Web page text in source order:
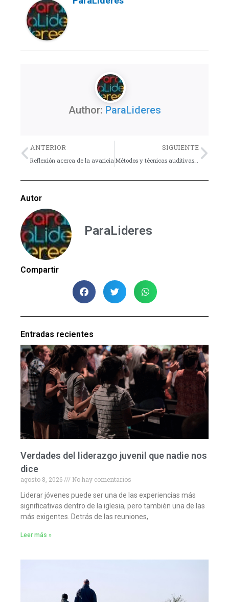
Author: ParaLideres
Previo
ANTERIOR
Reflexión acerca de la avaricia
SIGUIENTE
Métodos y técnicas auditivas en la educación cristiana – Consejo
Autor
ParaLideres
Compartir
Entradas recientes
Verdades del liderazgo juvenil que nadie nos
dice
agosto 8, 2026
No hay comentarios
Liderar jóvenes puede ser una de las experiencias más
significativas dentro de la iglesia, pero también una de las
más exigentes. Detrás de las reuniones,
Leer más »